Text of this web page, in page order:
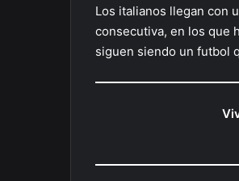
Los italianos llegan con
consecutiva, en los que
siguen siendo un futbol